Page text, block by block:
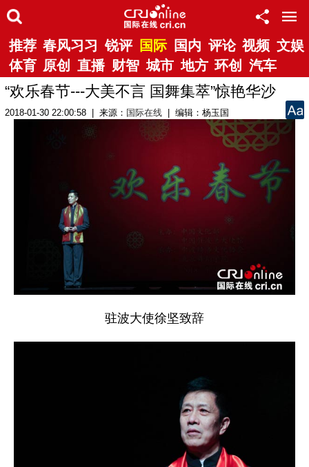
推荐 春风习习 锐评 国际 国内 评论 视频 文娱
体育 原创 直播 财智 城市 地方 环创 汽车
“欢乐春节---大美不言 国舞集萃”惊艳华沙
2018-01-30 22:00:58 | 来源： 国际在线 | 编辑：杨玉国
驻波大使徐坚致辞